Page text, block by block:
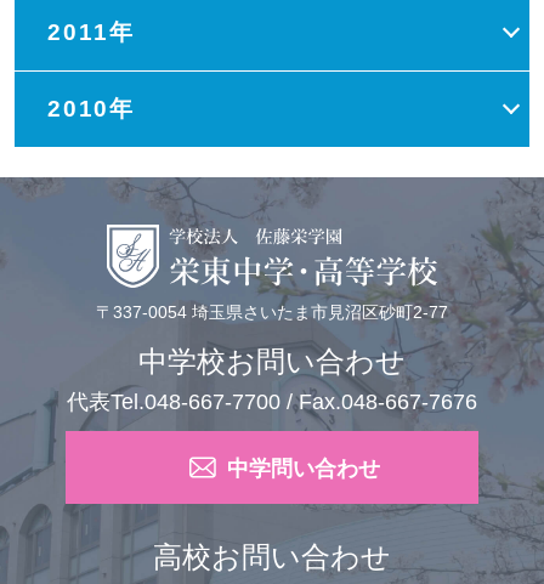
2011年
2010年
〒337-0054 埼玉県さいたま市見沼区砂町2-77
中学校お問い合わせ
代表Tel.048-667-7700 / Fax.048-667-7676
中学問い合わせ
高校お問い合わせ